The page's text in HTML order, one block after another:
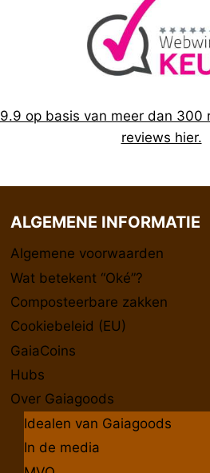
9.9 op basis van meer dan 300
reviews hier.
ALGEMENE INFORMATIE
Algemene voorwaarden
Wat betekent “Oké”?
Composteerbare zakken
Cookiebeleid (EU)
GaiaCoins
Hubs
Over Gaiagoods
Idealen van Gaiagoods
In de media